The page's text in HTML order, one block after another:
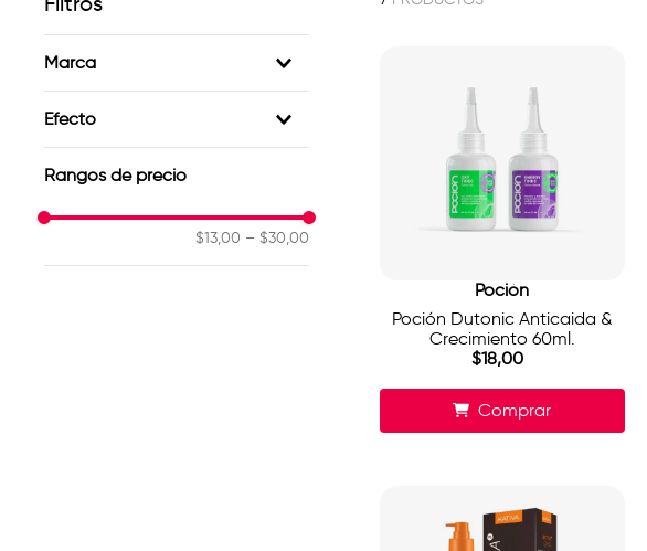
Marca
Poción
Insight
Efecto
Rangos de precio
$13,00 – $30,00
Poción
Poción Dutonic Anticaida &
Crecimiento 60ml.
$18,00
Comprar